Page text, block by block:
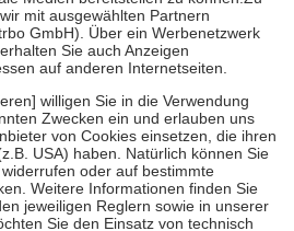
Kosten sowie zehn Euro je
für ihre eigene Gesundheit zu
der Familie zu unterstützen,
bei:
bis zum vollendeten 18. Lebensjahr
und Früherkennung, die von der